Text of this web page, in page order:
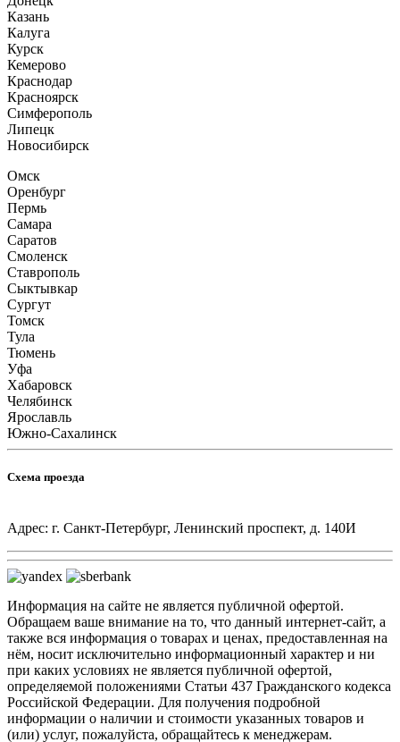
Казань
Калуга
Курск
Кемерово
Краснодар
Красноярск
Симферополь
Липецк
Новосибирск
Омск
Оренбург
Пермь
Самара
Саратов
Смоленск
Ставрополь
Сыктывкар
Сургут
Томск
Тула
Тюмень
Уфа
Хабаровск
Челябинск
Ярославль
Южно-Сахалинск
Схема проезда
Адрес: г. Санкт-Петербург, Ленинский проспект, д. 140И
Информация на сайте не является публичной офертой.
Обращаем ваше внимание на то, что данный интернет-сайт, а
также вся информация о товарах и ценах, предоставленная на
нём, носит исключительно информационный характер и ни
при каких условиях не является публичной офертой,
определяемой положениями Статьи 437 Гражданского кодекса
Российской Федерации. Для получения подробной
информации о наличии и стоимости указанных товаров и
(или) услуг, пожалуйста, обращайтесь к менеджерам.